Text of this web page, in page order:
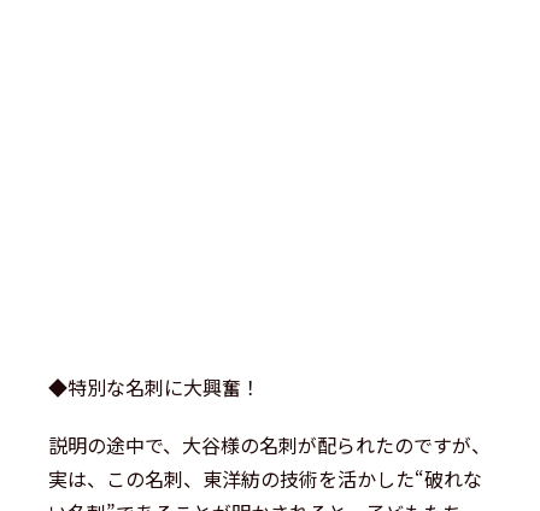
◆特別な名刺に大興奮！
説明の途中で、大谷様の名刺が配られたのですが、
実は、この名刺、東洋紡の技術を活かした“破れな